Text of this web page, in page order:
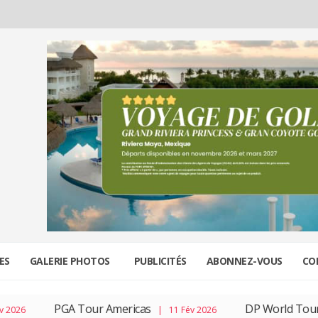
GALERIE PHOTOS PUBLICITÉS ABONNEZ-VOUS
PGA Tour Americas| 11 Fév 2026 DP World Tour| 04